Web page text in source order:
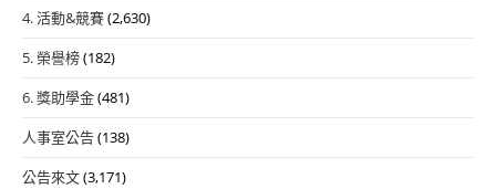
4. 活動&競賽(2,630)
5. 榮譽榜(182)
6. 獎助學金(481)
人事室公告(138)
公告來文(3,171)